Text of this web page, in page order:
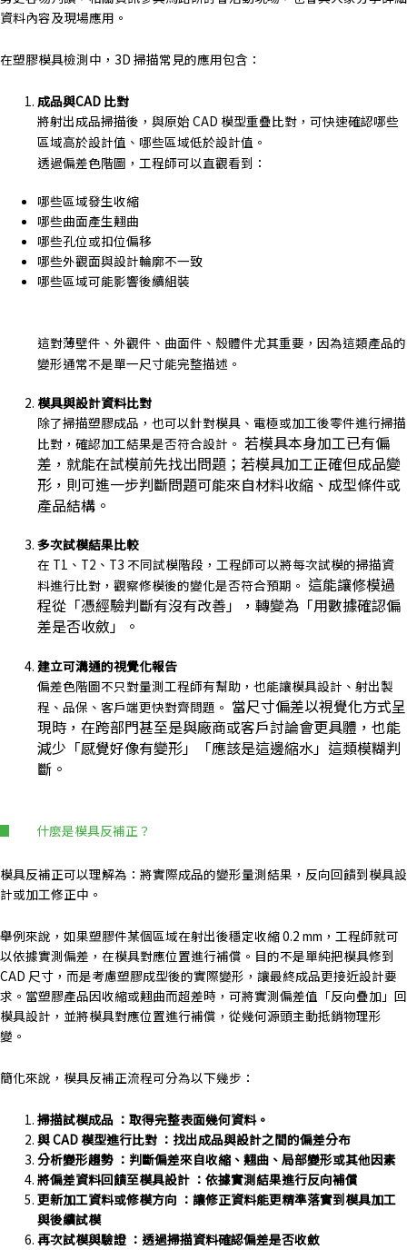
資料內容及現場應用。
在塑膠模具檢測中，3D 掃描常見的應用包含：
成品與CAD 比對
將射出成品掃描後，與原始 CAD 模型重疊比對，可快速確認哪些
區域高於設計值、哪些區域低於設計值。
透過偏差色階圖，工程師可以直觀看到：
哪些區域發生收縮
哪些曲面產生翹曲
哪些孔位或扣位偏移
哪些外觀面與設計輪廓不一致
哪些區域可能影響後續組裝
這對薄壁件、外觀件、曲面件、殼體件尤其重要，因為這類產品的
變形通常不是單一尺寸能完整描述。
模具與設計資料比對
除了掃描塑膠成品，也可以針對模具、電極或加工後零件進行掃描
比對，確認加工結果是否符合設計。 若模具本身加工已有偏
差，就能在試模前先找出問題；若模具加工正確但成品變
形，則可進一步判斷問題可能來自材料收縮、成型條件或
產品結構。
多次試模結果比較
在 T1、T2、T3 不同試模階段，工程師可以將每次試模的掃描資
料進行比對，觀察修模後的變化是否符合預期。 這能讓修模過
程從「憑經驗判斷有沒有改善」，轉變為「用數據確認偏
差是否收斂」。
建立可溝通的視覺化報告
偏差色階圖不只對量測工程師有幫助，也能讓模具設計、射出製
程、品保、客戶端更快對齊問題。 當尺寸偏差以視覺化方式呈
現時，在跨部門甚至是與廠商或客戶討論會更具體，也能
減少「感覺好像有變形」「應該是這邊縮水」這類模糊判
斷。
什麼是模具反補正？
模具反補正可以理解為：將實際成品的變形量測結果，反向回饋到模具設
計或加工修正中。
舉例來說，如果塑膠件某個區域在射出後穩定收縮 0.2 mm，工程師就可
以依據實測偏差，在模具對應位置進行補償。目的不是單純把模具修到
CAD 尺寸，而是考慮塑膠成型後的實際變形，讓最終成品更接近設計要
求。 當塑膠產品因收縮或翹曲而超差時，可將實測偏差值「反向疊加」回
模具設計，並將模具對應位置進行補償，從幾何源頭主動抵銷物理形
變。
簡化來說，模具反補正流程可分為以下幾步：
掃描試模成品 ：取得完整表面幾何資料。
與 CAD 模型進行比對 ：找出成品與設計之間的偏差分布
分析變形趨勢 ：判斷偏差來自收縮、翹曲、局部變形或其他因素
將偏差資料回饋至模具設計 ：依據實測結果進行反向補償
更新加工資料或修模方向 ：讓修正資料能更精準落實到模具加工
與後續試模
再次試模與驗證 ：透過掃描資料確認偏差是否收斂